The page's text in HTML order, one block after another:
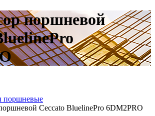
поршневой
поршневые
Ceccato BluelinePro 6DM2PRO